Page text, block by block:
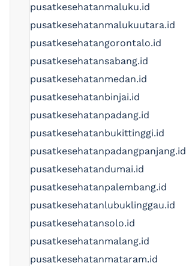
pusatkesehatanmaluku.id
pusatkesehatanmalukuutara.id
pusatkesehatangorontalo.id
pusatkesehatansabang.id
pusatkesehatanmedan.id
pusatkesehatanbinjai.id
pusatkesehatanpadang.id
pusatkesehatanbukittinggi.id
pusatkesehatanpadangpanjang.id
pusatkesehatandumai.id
pusatkesehatanpalembang.id
pusatkesehatanlubuklinggau.id
pusatkesehatansolo.id
pusatkesehatanmalang.id
pusatkesehatanmataram.id